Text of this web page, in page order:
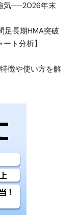
気──2026年末
足長期HMA突破
ト分析】
徴や使い方を解